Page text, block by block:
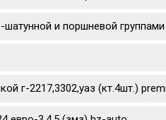
и поршневой
г-2217,3302,уаз (кт.4шт.)